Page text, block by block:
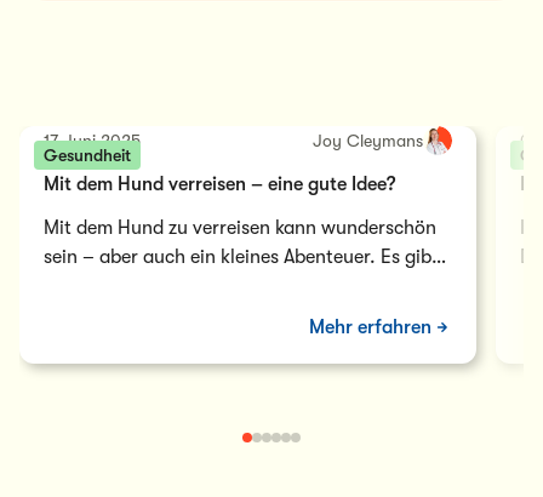
Gesundheit
17 Juni 2025 Joy Cleymans
Mit dem Hund verreisen – eine gute Idee?
Mit dem Hund zu verreisen kann wunderschön
sein – aber auch ein kleines Abenteuer. Es gibt
Mehr erfahren
04